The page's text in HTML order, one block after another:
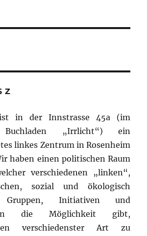
Z
in der Innstrasse 45a (im
Buchladen „Irrlicht“) ein
linkes Zentrum in Rosenheim
haben einen politischen Raum
verschiedenen „linken“,
sozial und ökologisch
Gruppen, Initiativen und
die Möglichkeit gibt,
verschiedenster Art zu